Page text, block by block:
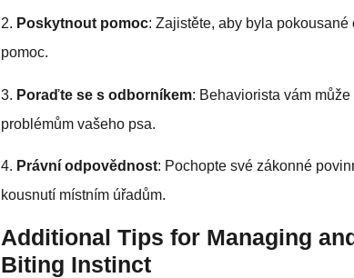
2. Poskytnout pomoc: Zajistěte, aby byla
pomoc.
3. Poraďte se s odborníkem: Behaviorista vám
problémům vašeho psa.
4. Právní odpovědnost: Pochopte své zákonné
kousnutí místním úřadům.
Additional Tips for Managing
Biting Instinct